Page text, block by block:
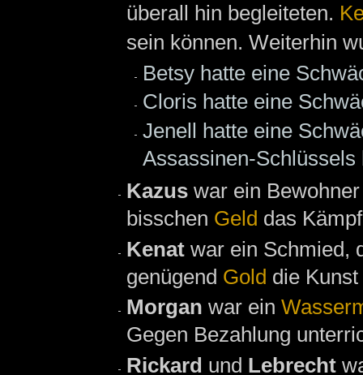
überall hin begleiteten.
sein können. Weiterhin
Betsy hatte eine
Cloris hatte eine
Jenell hatte eine
Assassinen-Schlüssels
Kazus war ein
bisschen Geld das
Kenat war ein Schmied,
genügend Gold die
Morgan war ein
Gegen Bezahlung
Rickard und Lebrecht